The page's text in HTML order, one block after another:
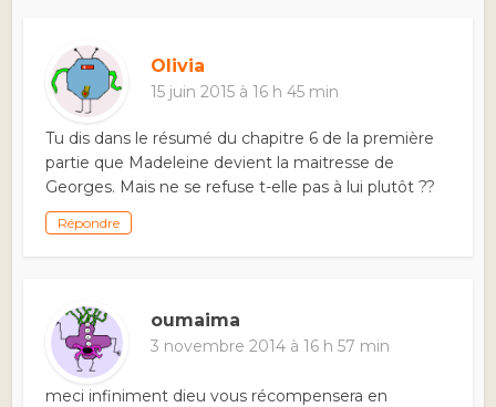
Olivia
15 juin 2015 à 16 h 45 min
Tu dis dans le résumé du chapitre 6 de la première
partie que Madeleine devient la maitresse de
Georges. Mais ne se refuse t-elle pas à lui plutôt ??
Répondre
oumaima
3 novembre 2014 à 16 h 57 min
meci infiniment dieu vous récompensera en